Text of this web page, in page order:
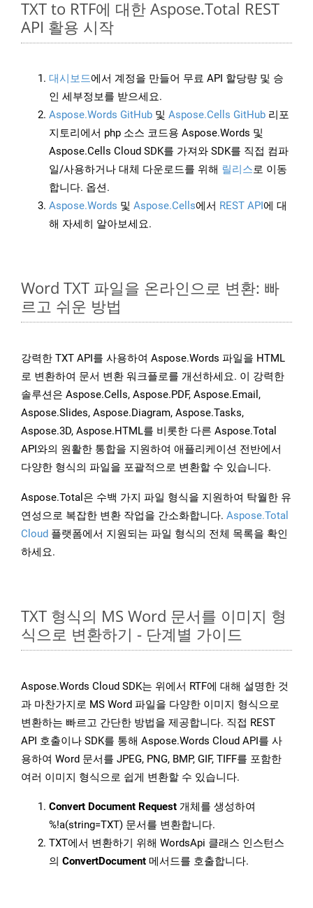
TXT to RTF에 대한 Aspose.Total REST
API 활용 시작
대시보드에서 계정을 만들어 무료 API 할당량 및 승
인 세부정보를 받으세요.
Aspose.Words GitHub 및 Aspose.Cells GitHub 리포
지토리에서 php 소스 코드용 Aspose.Words 및
Aspose.Cells Cloud SDK를 가져와 SDK를 직접 컴파
일/사용하거나 대체 다운로드를 위해 릴리스로 이동
합니다. 옵션.
Aspose.Words 및 Aspose.Cells에서 REST API에 대
해 자세히 알아보세요.
Word TXT 파일을 온라인으로 변환: 빠
르고 쉬운 방법
강력한 TXT API를 사용하여 Aspose.Words 파일을 HTML
로 변환하여 문서 변환 워크플로를 개선하세요. 이 강력한
솔루션은 Aspose.Cells, Aspose.PDF, Aspose.Email,
Aspose.Slides, Aspose.Diagram, Aspose.Tasks,
Aspose.3D, Aspose.HTML를 비롯한 다른 Aspose.Total
API와의 원활한 통합을 지원하여 애플리케이션 전반에서
다양한 형식의 파일을 포괄적으로 변환할 수 있습니다.
Aspose.Total은 수백 가지 파일 형식을 지원하여 탁월한 유
연성으로 복잡한 변환 작업을 간소화합니다. Aspose.Total
Cloud 플랫폼에서 지원되는 파일 형식의 전체 목록을 확인
하세요.
TXT 형식의 MS Word 문서를 이미지 형
식으로 변환하기 - 단계별 가이드
Aspose.Words Cloud SDK는 위에서 RTF에 대해 설명한 것
과 마찬가지로 MS Word 파일을 다양한 이미지 형식으로
변환하는 빠르고 간단한 방법을 제공합니다. 직접 REST
API 호출이나 SDK를 통해 Aspose.Words Cloud API를 사
용하여 Word 문서를 JPEG, PNG, BMP, GIF, TIFF를 포함한
여러 이미지 형식으로 쉽게 변환할 수 있습니다.
Convert Document Request 개체를 생성하여
%!a(string=TXT) 문서를 변환합니다.
TXT에서 변환하기 위해 WordsApi 클래스 인스턴스
의 ConvertDocument 메서드를 호출합니다.